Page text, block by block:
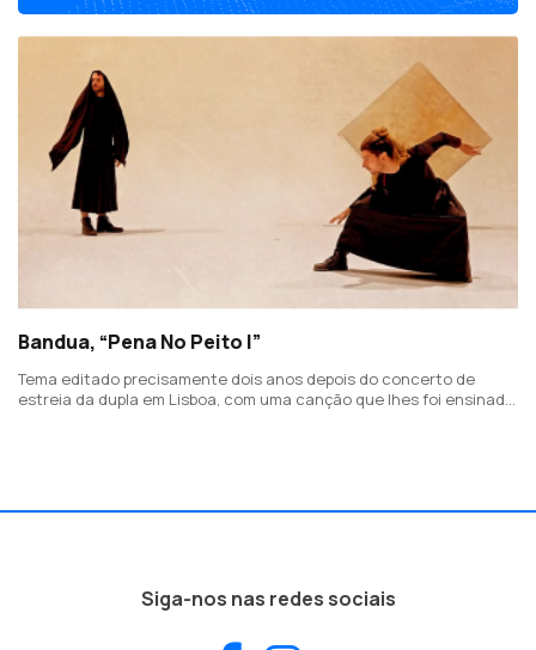
Bandua, “Pena No Peito I”
Tema editado precisamente dois anos depois do concerto de
estreia da dupla em Lisboa, com uma canção que lhes foi ensinada
Siga-nos nas redes sociais